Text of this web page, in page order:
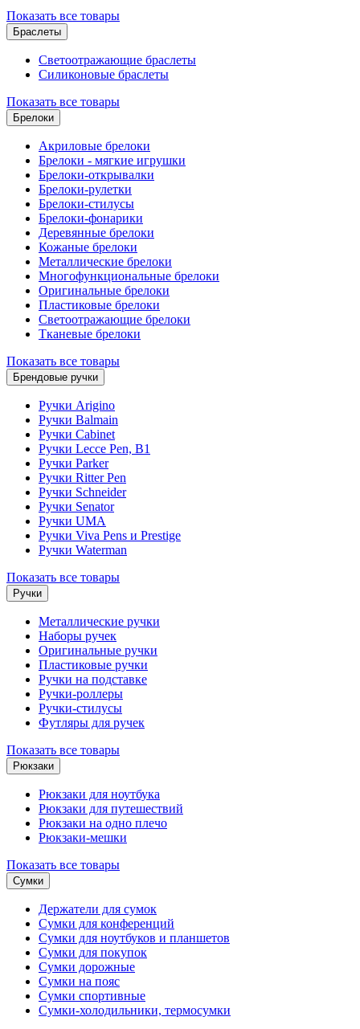
Показать все товары
Браслеты
Светоотражающие браслеты
Силиконовые браслеты
Показать все товары
Брелоки
Акриловые брелоки
Брелоки - мягкие игрушки
Брелоки-открывалки
Брелоки-рулетки
Брелоки-стилусы
Брелоки-фонарики
Деревянные брелоки
Кожаные брелоки
Металлические брелоки
Многофункциональные брелоки
Оригинальные брелоки
Пластиковые брелоки
Светоотражающие брелоки
Тканевые брелоки
Показать все товары
Брендовые ручки
Ручки Arigino
Ручки Balmain
Ручки Cabinet
Ручки Lecce Pen, B1
Ручки Parker
Ручки Ritter Pen
Ручки Schneider
Ручки Senator
Ручки UMA
Ручки Viva Pens и Prestige
Ручки Waterman
Показать все товары
Ручки
Металлические ручки
Наборы ручек
Оригинальные ручки
Пластиковые ручки
Ручки на подставке
Ручки-роллеры
Ручки-стилусы
Футляры для ручек
Показать все товары
Рюкзаки
Рюкзаки для ноутбука
Рюкзаки для путешествий
Рюкзаки на одно плечо
Рюкзаки-мешки
Показать все товары
Сумки
Держатели для сумок
Сумки для конференций
Сумки для ноутбуков и планшетов
Сумки для покупок
Сумки дорожные
Сумки на пояс
Сумки спортивные
Сумки-холодильники, термосумки